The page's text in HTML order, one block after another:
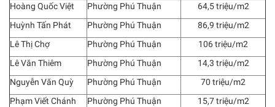
Hoàng Quốc Việt
Phường Phú Thuận
64,5 triệu/m2
Huỳnh Tấn Phát
Phường Phú Thuận
86,9 triệu/m2
Lê Thị Chợ
Phường Phú Thuận
106 triệu/m2
Lê Văn Thiêm
Phường Phú Thuận
14,3 triệu/m2
Nguyễn Văn Quỳ
Phường Phú Thuận
70 triệu/m2
Phạm Viết Chánh
Phường Phú Thuận
15,7 triệu/m2